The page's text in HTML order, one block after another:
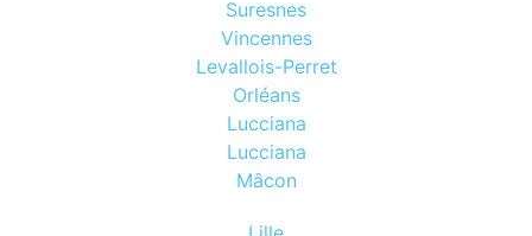
Suresnes
Vincennes
Levallois-Perret
Orléans
Lucciana
Lucciana
Mâcon